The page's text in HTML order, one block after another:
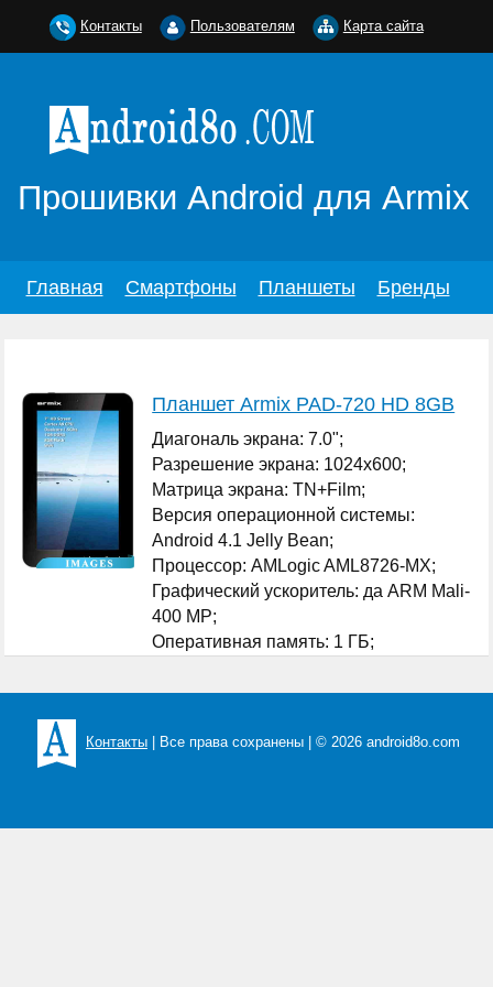
Прошивки Android для Armix
Главная Смартфоны Планшеты Бренды
Планшет Armix PAD-720 HD 8GB
Диагональ экрана: 7.0";
Разрешение экрана: 1024x600;
Матрица экрана: TN+Film;
Версия операционной системы:
Android 4.1 Jelly Bean;
Процессор: AMLogic AML8726-MX;
Графический ускоритель: да ARM Mali-
400 MP;
Оперативная память: 1 ГБ;
Контакты Пользователям Карта сайта
Контакты | Все права сохранены | © 2026 android8o.com